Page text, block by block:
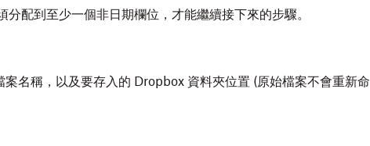
分配到至少一個非日期欄位，才能繼續接下來的步驟。
名稱，以及要存入的 Dropbox 資料夾位置 (原始檔案不會重新命